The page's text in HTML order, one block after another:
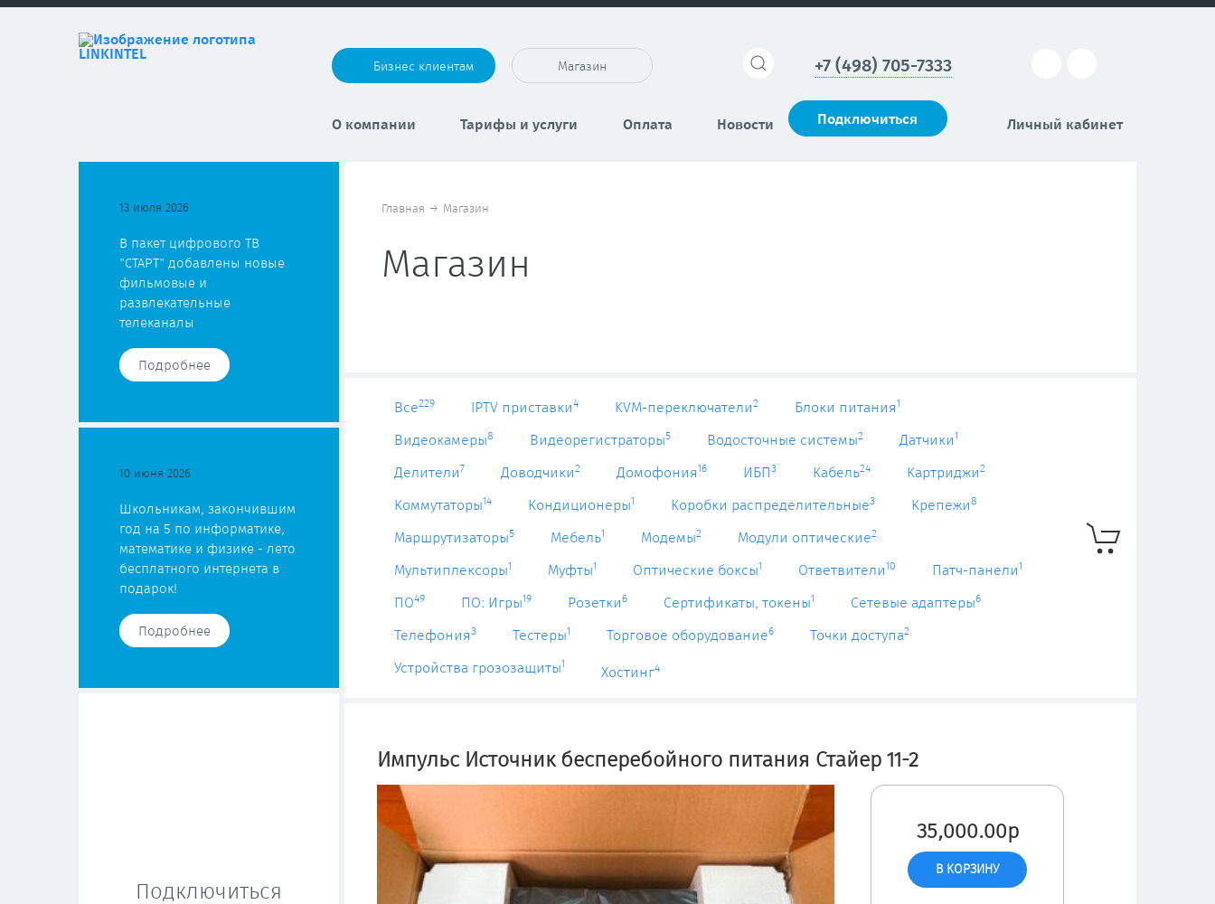
Бизнес клиентам Магазин
О компании Тарифы и услуги Оплата Новости
+7 (498) 705-7333
Подключиться Личный кабинет
13 июля 2026
В пакет цифрового ТВ
"СТАРТ" добавлены новые
фильмовые и
развлекательные
телеканалы
Подробнее
10 июня 2026
Школьникам, закончившим
год на 5 по информатике,
математике и физике - лето
бесплатного интернета в
подарок!
Подробнее
Подключиться
Главная → Магазин
Магазин
Все229 IPTV приставки4 KVM-переключатели2 Блоки питания1
Видеокамеры8 Видеорегистраторы5 Водосточные системы2 Датчики1
Делители7 Доводчики2 Домофония16 ИБП 3 Кабель24 Картриджи2
Коммутаторы14 Кондиционеры1 Коробки распределительные3 Крепежи8
Маршрутизаторы5 Мебель1 Модемы2 Модули оптические2
Мультиплексоры1 Муфты1 Оптические боксы1 Ответвители10 Патч-панели1
ПО49 ПО: Игры19 Розетки6 Сертификаты, токены1 Сетевые адаптеры6
Телефония3 Тестеры1 Торговое оборудование6 Точки доступа2
Устройства грозозащиты1
Хостинг4
Импульс Источник бесперебойного питания Стайер 11-2
35,000.00р